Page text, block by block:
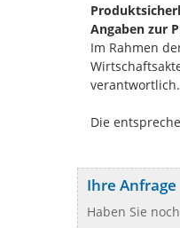
Angaben zur
Im Rahmen
verantwortlich.
Die
Ihre Anfrage
Haben Sie